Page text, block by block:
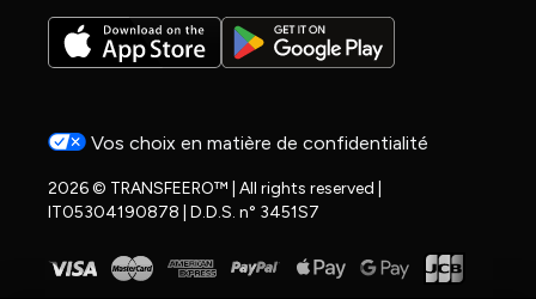
Vos choix en matière de confidentialité
2026 © TRANSFEERO™ | All rights reserved |
IT05304190878 | D.D.S. n° 3451S7